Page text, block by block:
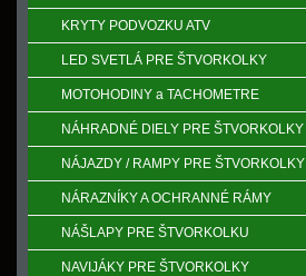
KRYTY PODVOZKU ATV
LED SVETLÁ PRE ŠTVORKOLKY
MOTOHODINY a TACHOMETRE
NÁHRADNÉ DIELY PRE ŠTVORKOLKY
NÁJAZDY / RAMPY PRE ŠTVORKOLKY
NÁRAZNÍKY A OCHRANNÉ RÁMY
NÁŠLAPY PRE ŠTVORKOLKU
NAVIJÁKY PRE ŠTVORKOLKY